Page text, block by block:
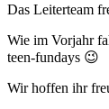
Das Leiterteam
Wie im Vorjahr
teen-fundays 😉
Wir hoffen ihr